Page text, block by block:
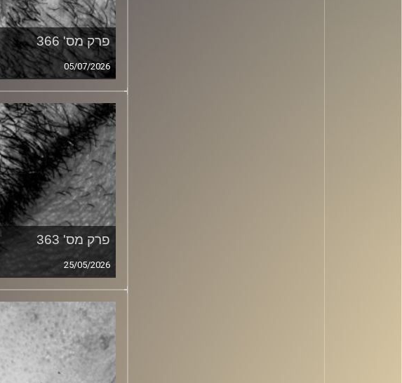
פרק מס' 366
05/07/2026
פרק מס' 363
25/05/2026